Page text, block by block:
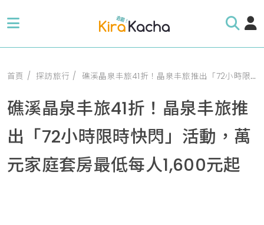
首頁 探訪旅行 礁溪晶泉丰旅41折！晶泉丰旅推出「72小時限時快閃」活動，萬元家庭套房最低每人1,600元起
礁溪晶泉丰旅41折！晶泉丰旅推
出「72小時限時快閃」活動，萬
元家庭套房最低每人1,600元起